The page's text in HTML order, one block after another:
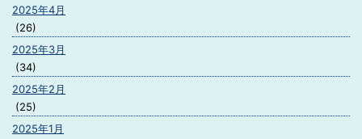
2025年4月
(26)
2025年3月
(34)
2025年2月
(25)
2025年1月